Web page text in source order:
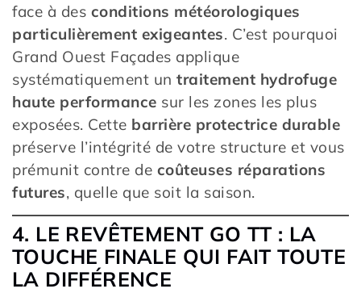
face à des conditions météorologiques
particulièrement exigeantes. C’est pourquoi
Grand Ouest Façades applique
systématiquement un traitement hydrofuge
haute performance sur les zones les plus
exposées. Cette barrière protectrice durable
préserve l’intégrité de votre structure et vous
prémunit contre de coûteuses réparations
futures, quelle que soit la saison.
4. LE REVÊTEMENT GO TT : LA
TOUCHE FINALE QUI FAIT TOUTE
LA DIFFÉRENCE